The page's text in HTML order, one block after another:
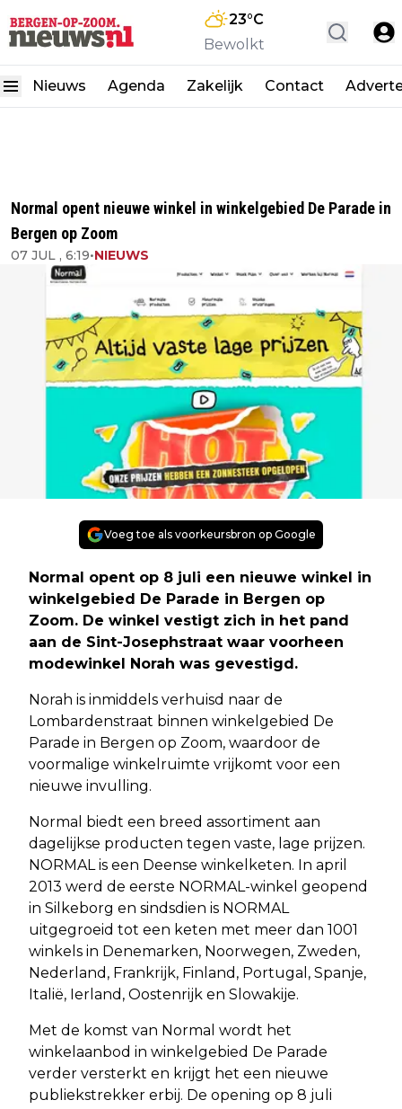
23°C
Bewolkt
Nieuws Agenda Zakelijk Contact
Normal opent nieuwe winkel in winkelgebied De Parade in
Bergen op Zoom
07 JUL , 6:19•NIEUWS
Voeg toe als voorkeursbron op Google
Normal opent op 8 juli een nieuwe winkel in
winkelgebied De Parade in Bergen op
Zoom. De winkel vestigt zich in het pand
aan de Sint-Josephstraat waar voorheen
modewinkel Norah was gevestigd.
Norah is inmiddels verhuisd naar de
Lombardenstraat binnen winkelgebied De
Parade in Bergen op Zoom, waardoor de
voormalige winkelruimte vrijkomt voor een
nieuwe invulling.
Normal biedt een breed assortiment aan
dagelijkse producten tegen vaste, lage prijzen.
NORMAL is een Deense winkelketen. In april
2013 werd de eerste NORMAL-winkel geopend
in Silkeborg en sindsdien is NORMAL
uitgegroeid tot een keten met meer dan 1001
winkels in Denemarken, Noorwegen, Zweden,
Nederland, Frankrijk, Finland, Portugal, Spanje,
Italië, Ierland, Oostenrijk en Slowakije.
Met de komst van Normal wordt het
winkelaanbod in winkelgebied De Parade
verder versterkt en krijgt het een nieuwe
publiekstrekker erbij. De opening op 8 juli